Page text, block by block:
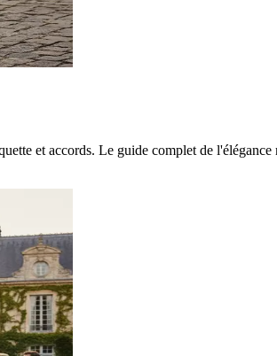
et accords. Le guide complet de l'élégance